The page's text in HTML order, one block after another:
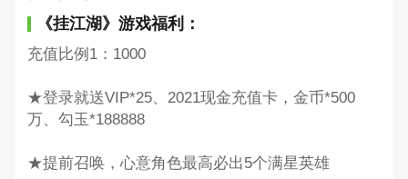
《挂江湖》游戏福利：
充值比例1：1000
★登录就送VIP*25、2021现金充值卡，金币*500
万、勾玉*188888
★提前召唤，心意角色最高必出5个满星英雄